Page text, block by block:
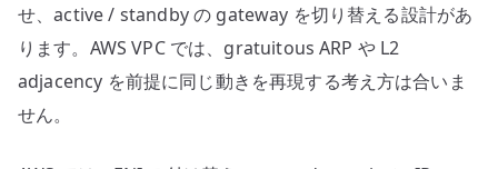
せ、active / standby の gateway を切り替える設計があ
ります。AWS VPC では、gratuitous ARP や L2
adjacency を前提に同じ動きを再現する考え方は合いま
せん。